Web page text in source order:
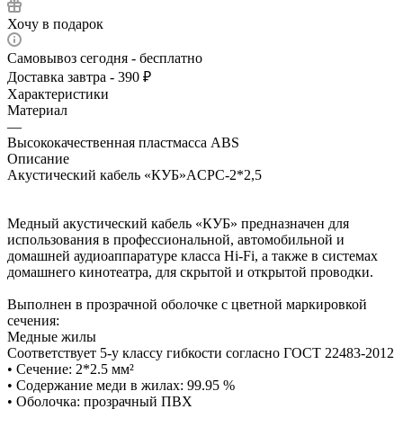
Хочу в подарок
Самовывоз сегодня - бесплатно
Доставка завтра - 390 ₽
Характеристики
Материал
—
Высококачественная пластмасса ABS
Описание
Акустический кабель «КУБ»ACPC-2*2,5
Медный акустический кабель «КУБ» предназначен для
использования в профессиональной, автомобильной и
домашней аудиоаппаратуре класса Hi-Fi, а также в системах
домашнего кинотеатра, для скрытой и открытой проводки.
Выполнен в прозрачной оболочке с цветной маркировкой
сечения:
Медные жилы
Соответствует 5-у классу гибкости согласно ГОСТ 22483-2012
• Сечение: 2*2.5 мм²
• Содержание меди в жилах: 99.95 %
• Оболочка: прозрачный ПВХ